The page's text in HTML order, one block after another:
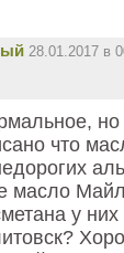
28.01.2017 в
что
масло
у